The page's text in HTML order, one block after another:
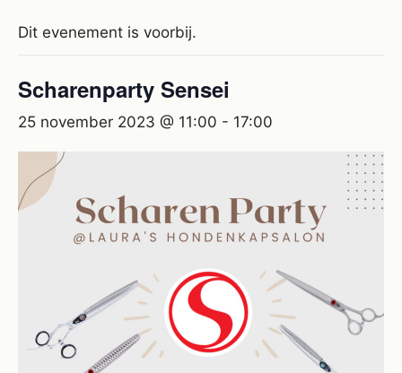
Dit evenement is voorbij.
Scharenparty Sensei
25 november 2023 @ 11:00 - 17:00